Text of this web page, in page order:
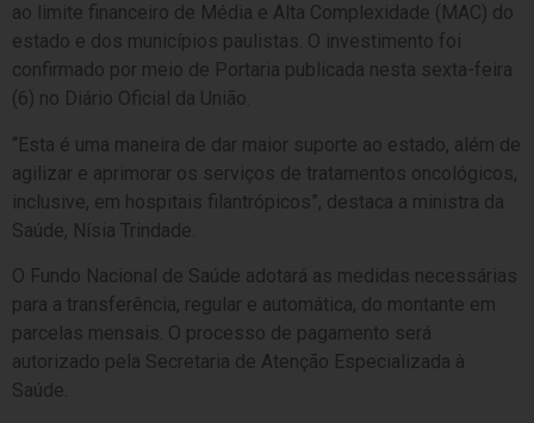
ao limite financeiro de Média e Alta Complexidade (MAC) do
estado e dos municípios paulistas. O investimento foi
confirmado por meio de Portaria publicada nesta sexta-feira
(6) no Diário Oficial da União.
“Esta é uma maneira de dar maior suporte ao estado, além de
agilizar e aprimorar os serviços de tratamentos oncológicos,
inclusive, em hospitais filantrópicos”, destaca a ministra da
Saúde, Nísia Trindade.
O Fundo Nacional de Saúde adotará as medidas necessárias
para a transferência, regular e automática, do montante em
parcelas mensais. O processo de pagamento será
autorizado pela Secretaria de Atenção Especializada à
Saúde.